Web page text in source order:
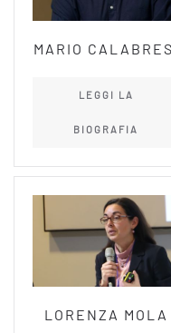
MARIO
LEGGI LA
BIOGRAFIA
LORENZA MOLA